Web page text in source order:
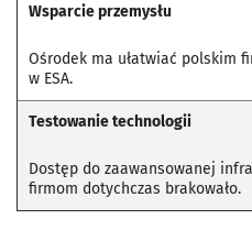
Wsparcie przemysłu
Ośrodek ma ułatwiać polskim
w ESA.
Testowanie technologii
Dostęp do zaawansowanej
firmom dotychczas brakowało.